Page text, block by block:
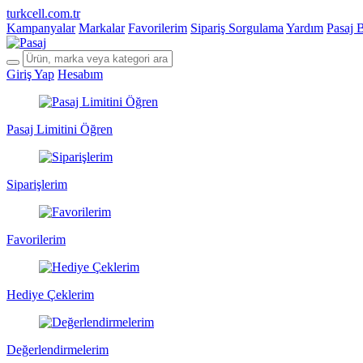
turkcell.com.tr
Kampanyalar Markalar Favorilerim Sipariş Sorgulama Yardım Pasaj
Giriş Yap Hesabım
Pasaj Limitini Öğren
Siparişlerim
Favorilerim
Hediye Çeklerim
Değerlendirmelerim